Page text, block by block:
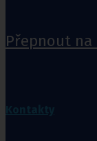
Přepnout